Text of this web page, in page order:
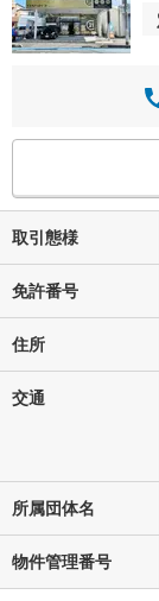
取引態様
免許番号
住所
交通
所属団体名
物件管理番号